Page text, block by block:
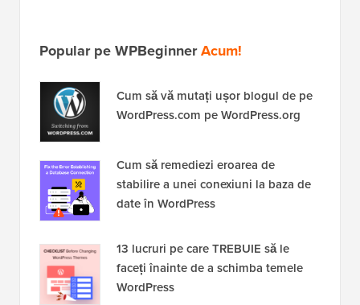
Popular pe WPBeginnerAcum!
Cum să vă mutați ușor blogul de pe
WordPress.com pe WordPress.org
Cum să remediezi eroarea de
stabilire a unei conexiuni la baza de
date în WordPress
13 lucruri pe care TREBUIE să le
faceți înainte de a schimba temele
WordPress